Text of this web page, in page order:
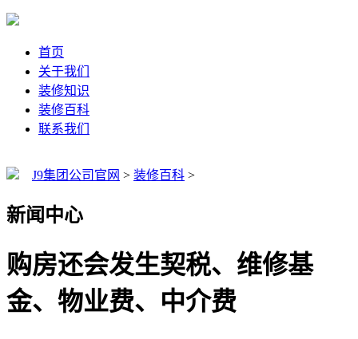
首页
关于我们
装修知识
装修百科
联系我们
J9集团公司官网 > 装修百科 >
新闻中心
购房还会发生契税、维修基
金、物业费、中介费